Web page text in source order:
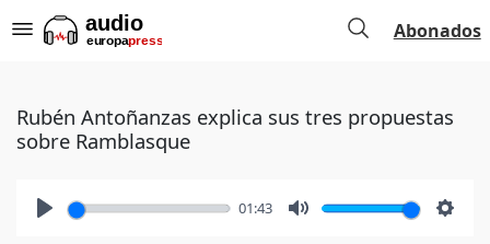
Abonados
Rubén Antoñanzas explica sus tres propuestas
sobre Ramblasque
01:43